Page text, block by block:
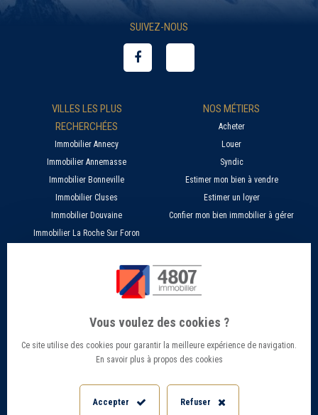
SUIVEZ-NOUS
VILLES LES PLUS
RECHERCHÉES
Immobilier Annecy
Immobilier Annemasse
Immobilier Bonneville
Immobilier Cluses
Immobilier Douvaine
Immobilier La Roche Sur Foron
NOS MÉTIERS
Acheter
Louer
Syndic
Estimer mon bien à vendre
Estimer un loyer
Confier mon bien immobilier à gérer
Nos agences 4807
Barème Transaction immobilière
Mentions légales
Politique de confidentialité
SERVICES EN LIGNE
Estimer mon bien immobilier en ligne
Candidature location
Offres d’emploi - Recrutement
Accès Extranet
Informations Géorisques
Vous voulez des cookies ?
Ce site utilise des cookies pour garantir la meilleure expérience de navigation.
En savoir plus à propos des cookies
Accepter Refuser